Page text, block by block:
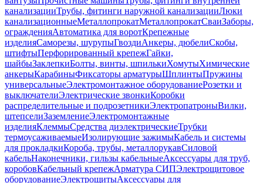
канализацииТрубы, фитинги наружной канализацииЛюки
канализационныеМеталлопрокатМеталлопрокатСваиЗаборы,
огражденияАвтоматика для воротКрепежные
изделияСаморезы, шурупыГвоздиАнкеры, дюбелиСкобы,
штифтыПерфорированный крепежГайки,
шайбыЗаклепкиБолты, винты, шпилькиХомутыХимические
анкерыКарабиныФиксаторы арматурыШплинтыПружины
универсальныеЭлектромонтажное оборудованиеРозетки и
выключателиЭлектрические звонкиКоробки
распределительные и подрозетникиЭлектропатроныВилки,
штепселиЗаземлениеЭлектромонтажные
изделияКлеммыСредства диэлектрическиеТрубки
термоусаживаемыеИзолирующие зажимыКабель и системы
для прокладкиКороба, трубы, металлорукавСиловой
кабельНаконечники, гильзы кабельныеАксессуары для труб,
коробовКабельный крепежАрматура СИПЭлектрощитовое
оборудованиеЭлектрощитыАксессуары для